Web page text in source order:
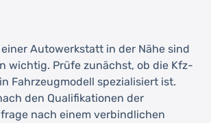
Autowerkstatt in der Nähe sind
wichtig. Prüfe zunächst, ob die Kfz-
Fahrzeugmodell spezialisiert ist.
den Qualifikationen der
nach einem verbindlichen